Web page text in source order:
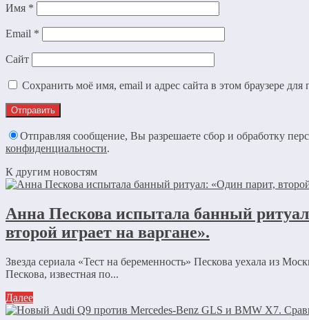
Имя *
Email *
Сайт
Сохранить моё имя, email и адрес сайта в этом браузере
Отправляя сообщение, Вы разрешаете сбор и обработку
конфиденциальности.
К другим новостям
Анна Пескова испытала банный
второй играет на варгане».
Звезда сериала «Тест на беременность» Пескова уехала из
Пескова, известная по...
Далее